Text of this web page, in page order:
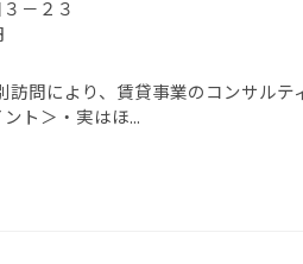
－２３
訪問により、賃貸事業のコンサル
ト＞・実はほ...